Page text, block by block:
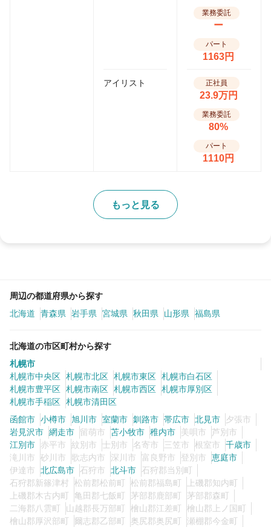
業務委託
ー
パート
1163円
アイリスト 正社員
23.9万円
業務委託
80%
パート
1110円
もっと見る
周辺の都道府県から探す
北海道
青森県 岩手県 宮城県 秋田県 山形県 福島県
北海道の市区町村から探す
札幌市
札幌市中央区 札幌市北区 札幌市東区 札幌市白石区
札幌市豊平区 札幌市南区 札幌市西区 札幌市厚別区
札幌市手稲区 札幌市清田区
函館市 小樽市 旭川市 室蘭市 釧路市 帯広市 北見市
夕張市
岩見沢市 網走市 留萌市 苫小牧市 稚内市 美唄市
芦別市
江別市
赤平市 紋別市 士別市 名寄市 三笠市 根室市
千歳市
滝川市
砂川市 歌志内市 深川市 富良野市 登別市
恵庭市
伊達市
北広島市 石狩市 北斗市
石狩郡当別町
石狩郡新篠津村
松前郡松前町 松前郡福島町
上磯郡知内町
上磯郡木古内町
亀田郡七飯町 茅部郡鹿部町
茅部郡森町
二海郡八雲町
山越郡長万部町 檜山郡江差町
檜山郡上ノ国町
檜山郡厚沢部町
爾志郡乙部町 奥尻郡奥尻町
瀬棚郡今金町